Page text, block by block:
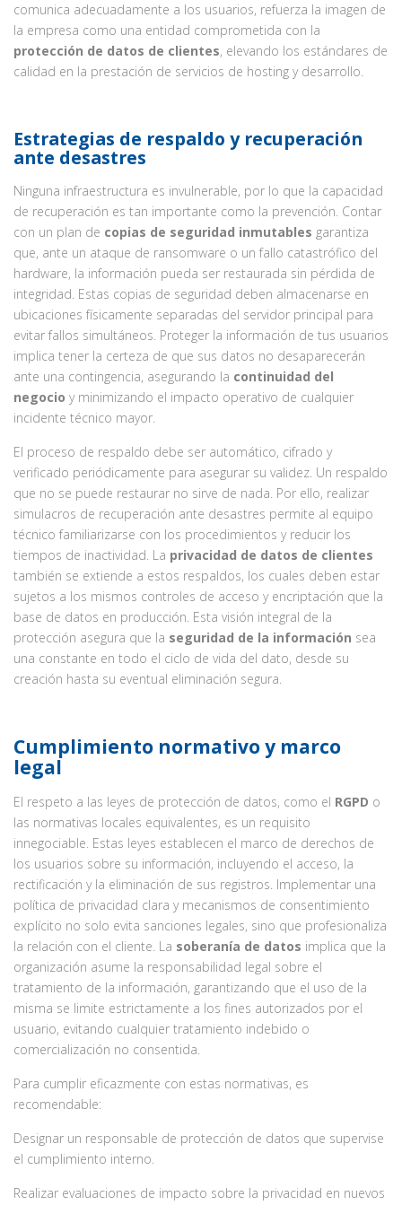
comunica adecuadamente a los usuarios, refuerza la imagen de
la empresa como una entidad comprometida con la
protección de datos de clientes, elevando los estándares de
calidad en la prestación de servicios de hosting y desarrollo.
Estrategias de respaldo y recuperación
ante desastres
Ninguna infraestructura es invulnerable, por lo que la capacidad
de recuperación es tan importante como la prevención. Contar
con un plan de copias de seguridad inmutables garantiza
que, ante un ataque de ransomware o un fallo catastrófico del
hardware, la información pueda ser restaurada sin pérdida de
integridad. Estas copias de seguridad deben almacenarse en
ubicaciones físicamente separadas del servidor principal para
evitar fallos simultáneos. Proteger la información de tus usuarios
implica tener la certeza de que sus datos no desaparecerán
ante una contingencia, asegurando la continuidad del
negocio y minimizando el impacto operativo de cualquier
incidente técnico mayor.
El proceso de respaldo debe ser automático, cifrado y
verificado periódicamente para asegurar su validez. Un respaldo
que no se puede restaurar no sirve de nada. Por ello, realizar
simulacros de recuperación ante desastres permite al equipo
técnico familiarizarse con los procedimientos y reducir los
tiempos de inactividad. La privacidad de datos de clientes
también se extiende a estos respaldos, los cuales deben estar
sujetos a los mismos controles de acceso y encriptación que la
base de datos en producción. Esta visión integral de la
protección asegura que la seguridad de la información sea
una constante en todo el ciclo de vida del dato, desde su
creación hasta su eventual eliminación segura.
Cumplimiento normativo y marco
legal
El respeto a las leyes de protección de datos, como el RGPD o
las normativas locales equivalentes, es un requisito
innegociable. Estas leyes establecen el marco de derechos de
los usuarios sobre su información, incluyendo el acceso, la
rectificación y la eliminación de sus registros. Implementar una
política de privacidad clara y mecanismos de consentimiento
explícito no solo evita sanciones legales, sino que profesionaliza
la relación con el cliente. La soberanía de datos implica que la
organización asume la responsabilidad legal sobre el
tratamiento de la información, garantizando que el uso de la
misma se limite estrictamente a los fines autorizados por el
usuario, evitando cualquier tratamiento indebido o
comercialización no consentida.
Para cumplir eficazmente con estas normativas, es
recomendable:
Designar un responsable de protección de datos que supervise
el cumplimiento interno.
Realizar evaluaciones de impacto sobre la privacidad en nuevos